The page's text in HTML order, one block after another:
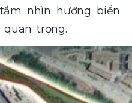
nhìn hướng biển
trọng.